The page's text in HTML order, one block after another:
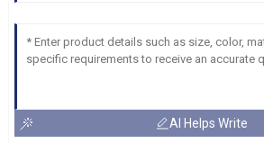
AI Helps Write